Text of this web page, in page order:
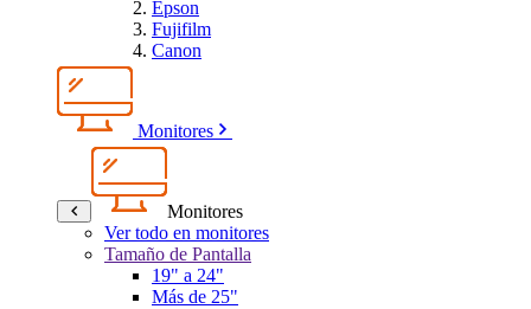
Epson
Fujifilm
Canon
Monitores
Monitores
Ver todo en monitores
Tamaño de Pantalla
19" a 24"
Más de 25"